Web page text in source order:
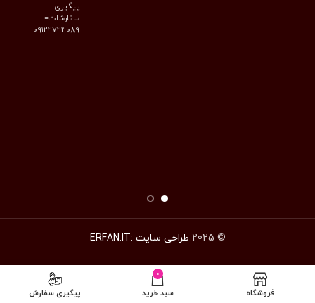
پیگیری
سفارشات=
09122724089
© 2025 طراحی سایت :ERFAN.IT
فروشگاه
0
سبد خرید پیگیری سفارش